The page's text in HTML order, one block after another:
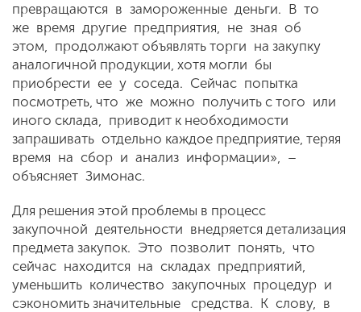
превращаются в замороженные деньги. В то
же время другие предприятия, не зная об
этом, продолжают объявлять торги на закупку
аналогичной продукции, хотя могли бы
приобрести ее у соседа. Сейчас попытка
посмотреть, что же можно получить с того или
иного склада, приводит к необходимости
запрашивать отдельно каждое предприятие, теряя
время на сбор и анализ информации», –
объясняет Зимонас.
Для решения этой проблемы в процесс
закупочной деятельности внедряется детализация
предмета закупок. Это позволит понять, что
сейчас находится на складах предприятий,
уменьшить количество закупочных процедур и
сэкономить значительные средства. К слову, в